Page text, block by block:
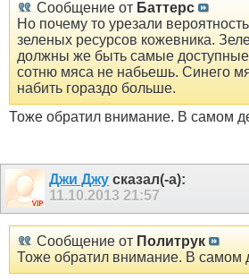
Сообщение от Баттерс
Но почему то урезали
зеленых ресурсов кожевника.
должны же быть самые
сотню мяса не набьешь. Синего
набить гораздо больше.
Тоже обратил внимание. В самом
Джи Джу сказал(-а):
11.10.2013 21:57
Сообщение от Политрук
Тоже обратил внимание. В самом